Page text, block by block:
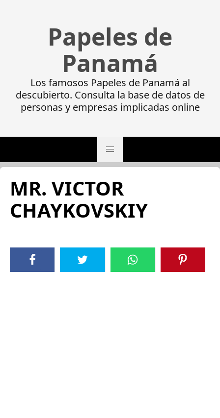
Papeles de
Panamá
Los famosos Papeles de Panamá al
descubierto. Consulta la base de datos de
personas y empresas implicadas online
MR. VICTOR
CHAYKOVSKIY